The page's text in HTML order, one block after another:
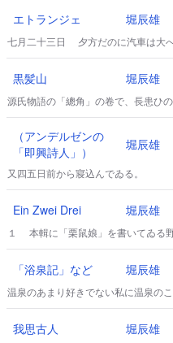
てゐるやうな記憶が一番はつきりと
エトランジェ 堀辰雄
七月二十三日 夕方だのに汽車は大へ
黒髪山 堀辰雄
源氏物語の「總角」の卷で、長患ひ
はの、つやつやと」した宇治の姫君
に息を引きとつてしまふ。
（アンデルゼンの
「即興詩人」）
堀辰雄
又四五日前から寢込んでゐる。
Ein Zwei Drei 堀辰雄
１ 本輯に「栗鼠娘」を書いてゐる野村英夫は、僕の「雉子日記」などに屡※出
「浴泉記」など 堀辰雄
温泉のあまり好きでない私に温泉の
我思古人 堀辰雄